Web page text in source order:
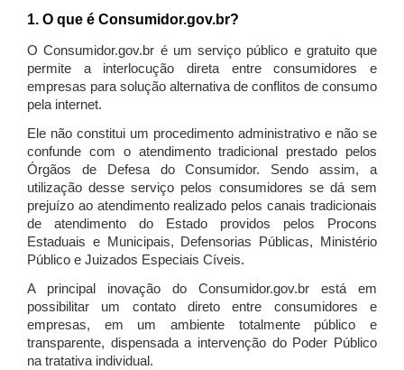
1. O que é Consumidor.gov.br?
O Consumidor.gov.br é um serviço público e gratuito que
permite a interlocução direta entre consumidores e
empresas para solução alternativa de conflitos de consumo
pela internet.
Ele não constitui um procedimento administrativo e não se
confunde com o atendimento tradicional prestado pelos
Órgãos de Defesa do Consumidor. Sendo assim, a
utilização desse serviço pelos consumidores se dá sem
prejuízo ao atendimento realizado pelos canais tradicionais
de atendimento do Estado providos pelos Procons
Estaduais e Municipais, Defensorias Públicas, Ministério
Público e Juizados Especiais Cíveis.
A principal inovação do Consumidor.gov.br está em
possibilitar um contato direto entre consumidores e
empresas, em um ambiente totalmente público e
transparente, dispensada a intervenção do Poder Público
na tratativa individual.